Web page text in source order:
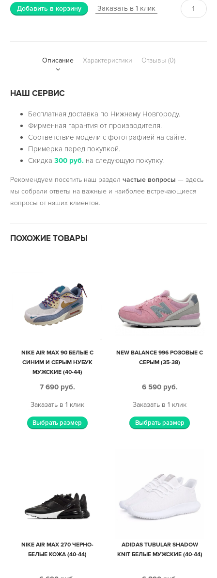
Добавить в корзину Заказать в 1 клик
Описание Характеристики Отзывы (0)
НАШ СЕРВИС
Бесплатная доставка по Нижнему Новгороду.
Фирменная гарантия от производителя.
Соответствие модели с фотографией на сайте.
Примерка перед покупкой.
Скидка300 руб. на следующую покупку.
Рекомендуем посетить наш раздел частые вопросы — здесь
мы собрали ответы на важные и наиболее встречающиеся
вопросы от наших клиентов.
ПОХОЖИЕ ТОВАРЫ
NIKE AIR MAX 90 БЕЛЫЕ С
СИНИМ И СЕРЫМ НУБУК
МУЖСКИЕ (40-44)
7 690 руб.
Заказать в 1 клик
Выбрать размер
NEW BALANCE 996 РОЗОВЫЕ С
СЕРЫМ (35-38)
6 590 руб.
Заказать в 1 клик
Выбрать размер
NIKE AIR MAX 270 ЧЕРНО-
БЕЛЫЕ КОЖА (40-44)
ADIDAS TUBULAR SHADOW
KNIT БЕЛЫЕ МУЖСКИЕ (40-44)